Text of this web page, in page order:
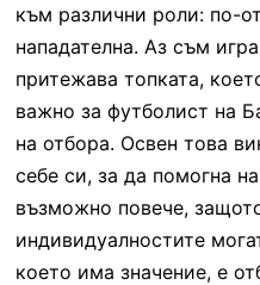
към различни роли: по-
нападателна. Аз съм
притежава топката,
важно за футболист на
на отбора. Освен това
себе си, за да помогна
възможно повече,
индивидуалностите
което има значение, е